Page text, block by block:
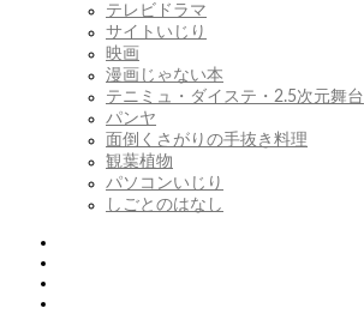
テレビドラマ
サイトいじり
映画
漫画じゃない本
テニミュ・ダイステ・2.5次元舞台
パンヤ
面倒くさがりの手抜き料理
観葉植物
パソコンいじり
しごとのはなし